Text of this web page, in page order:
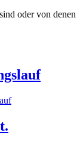
oder von denen